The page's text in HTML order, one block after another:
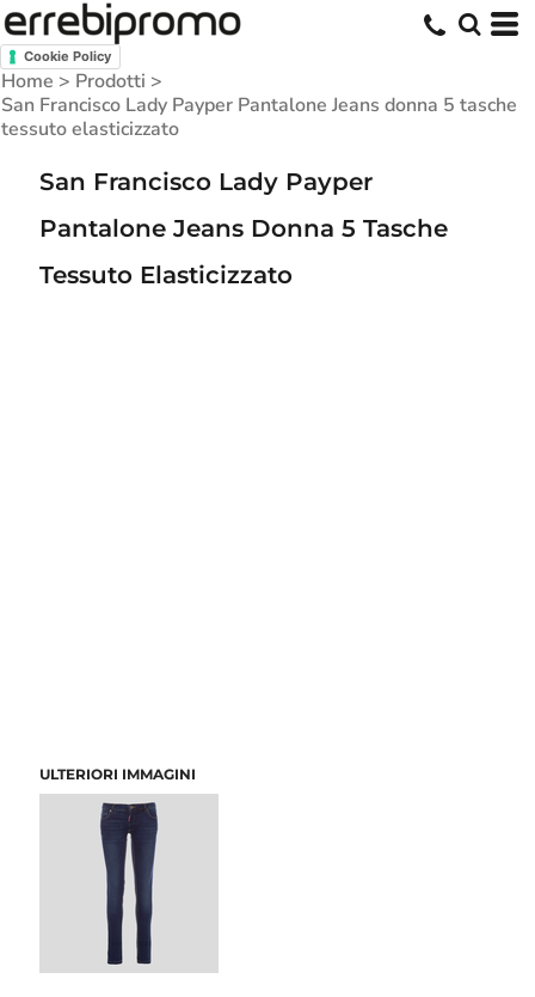
Cookie Policy
Home > Prodotti >
San Francisco Lady Payper Pantalone Jeans donna 5 tasche
tessuto elasticizzato
San Francisco Lady Payper
Pantalone Jeans Donna 5 Tasche
Tessuto Elasticizzato
ULTERIORI IMMAGINI